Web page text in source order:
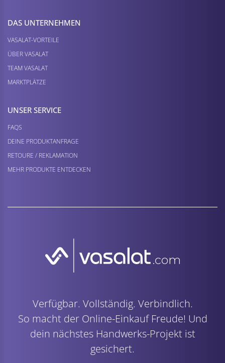
DAS UNTERNEHMEN
VASALAT-VORTEILE
ÜBER VASALAT
TEAM VASALAT
MARKTPLÄTZE
UNSER SERVICE
FAQS
DEINE PRODUKTANFRAGE
RETOURE / REKLAMATION
MEHR PRODUKTE ENTDECKEN
Verfügbar. Vollständig. Verbindlich.
So macht der Online-Einkauf Freude! Und
dein nächstes Handwerks-Projekt ist
gesichert.